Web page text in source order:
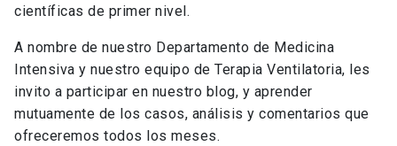
científicas de primer nivel.
A nombre de nuestro Departamento de Medicina
Intensiva y nuestro equipo de Terapia Ventilatoria, les
invito a participar en nuestro blog, y aprender
mutuamente de los casos, análisis y comentarios que
ofreceremos todos los meses.